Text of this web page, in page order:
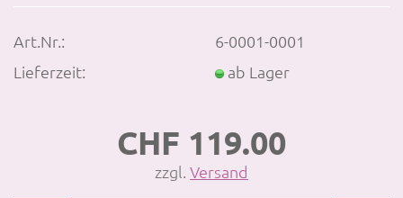
Art.Nr.:
6-0001-0001
Lieferzeit:
ab Lager
CHF 119.00
zzgl. Versand